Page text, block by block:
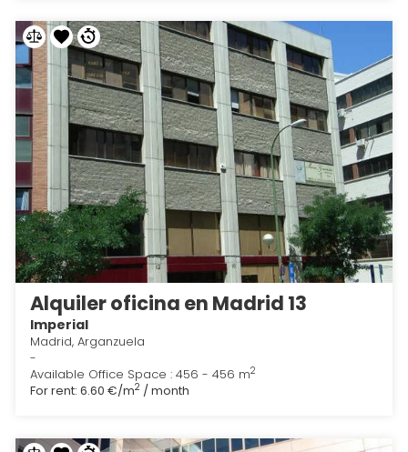
Alquiler oficina en Madrid 13
Imperial
Madrid, Arganzuela
-
Available Office Space : 456 - 456 m2
For rent: 6.60 €/m2 / month